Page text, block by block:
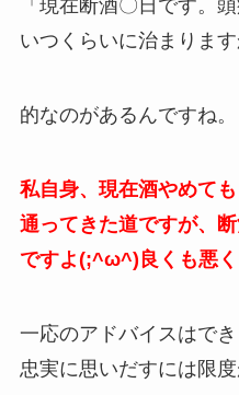
「現在断酒〇日です。
いつくらいに治まります
的なのがあるんですね。
私自身、現在酒やめて
通ってきた道ですが、
ですよ(;^ω^)良くも悪く
一応のアドバイスはで
忠実に思いだすには限度